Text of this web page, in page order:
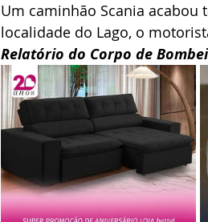
Um caminhão Scania
localidade do Lago, o
Relatório do Corpo de